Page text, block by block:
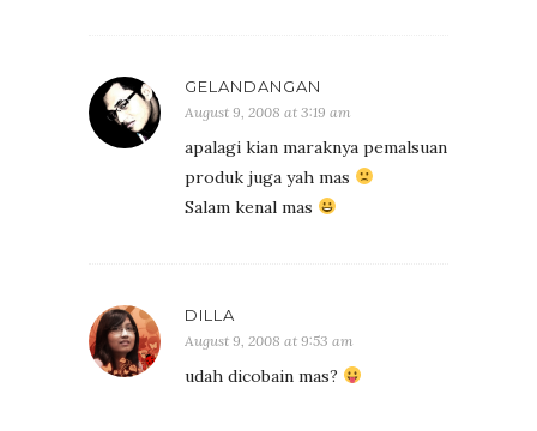
GELANDANGAN
August 9, 2008 at 3:19 am
apalagi kian maraknya pemalsuan
produk juga yah mas
Salam kenal mas
DILLA
August 9, 2008 at 9:53 am
udah dicobain mas?